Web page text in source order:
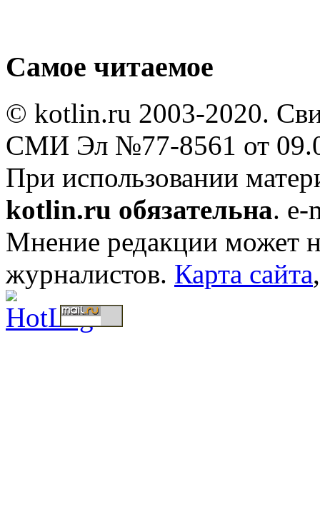
Самое читаемое
© kotlin.ru 2003-2020.
СМИ Эл №77-8561 от
При использовании
kotlin.ru обязательна. e-
Мнение редакции может
журналистов. Карта сайта